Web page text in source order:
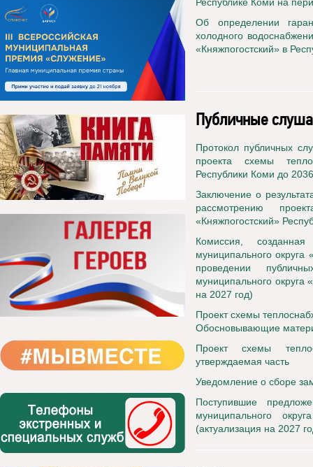
Об определении
холодного
«Княжпогостский» в
Публичные
Протокол публичных
проекта схемы
Республики Коми до
Заключение о
рассмотрению
«Княжпогостский»
Комиссия,
муниципального
проведении
муниципального округа
на 2027 год)
Проект схемы
Обосновывающие
Проект схемы
утверждаемая часть
Уведомление о сборе
Поступившие
муниципального
(актуализация на 2027